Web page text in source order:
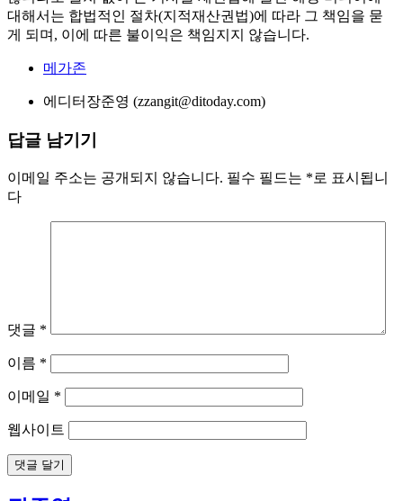
대해서는 합법적인 절차(지적재산권법)에 따라 그 책임을 묻
게 되며, 이에 따른 불이익은 책임지지 않습니다.
메가존
에디터 장준영 (zzangit@ditoday.com)
답글 남기기
이메일 주소는 공개되지 않습니다. 필수 필드는 *로 표시됩니
다
댓글 *
이름 *
이메일 *
웹사이트